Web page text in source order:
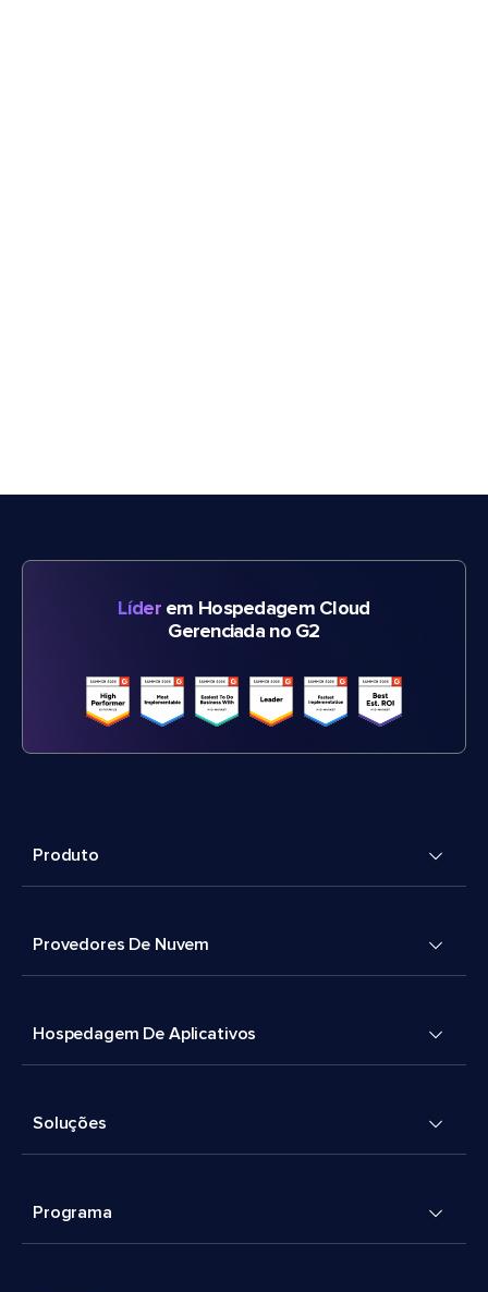
Líderem Hospedagem Cloud
Gerenciada no G2
Produto
Provedores De Nuvem
Hospedagem De Aplicativos
Soluções
Programa